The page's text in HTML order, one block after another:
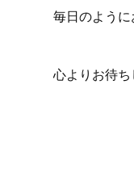
毎日のように
心よりお待ち